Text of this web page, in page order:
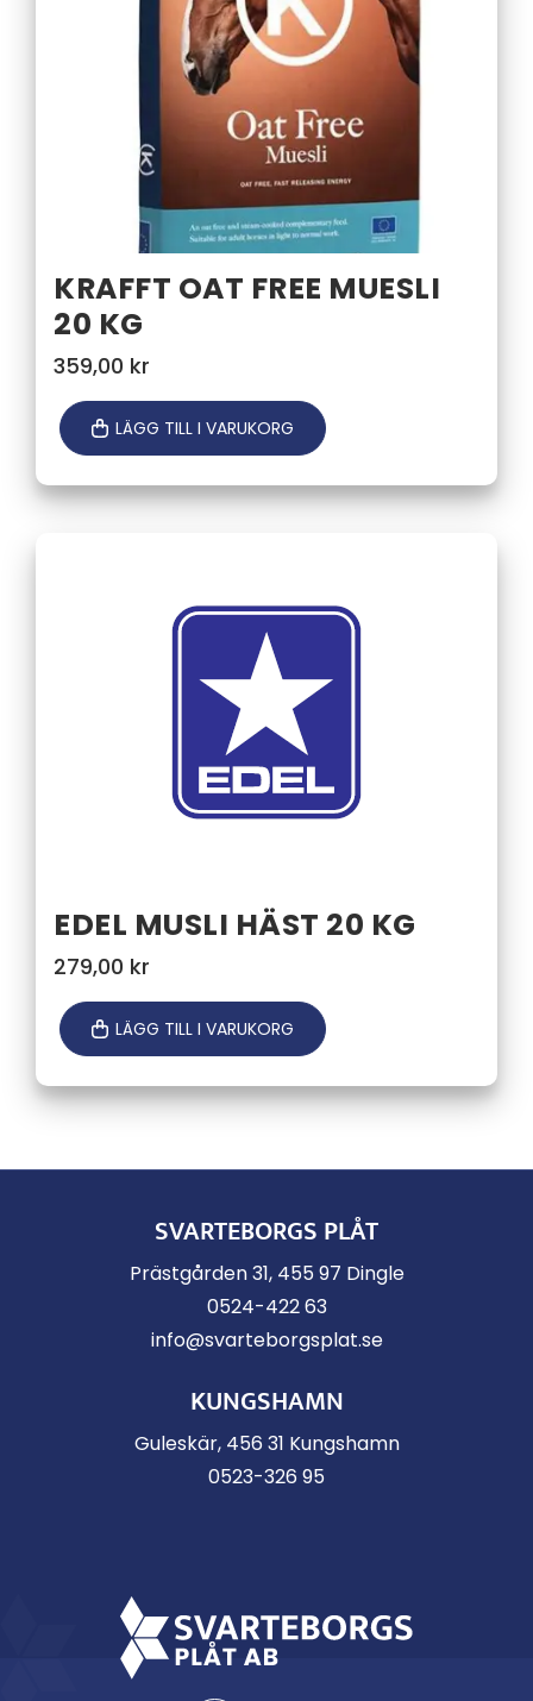
KRAFFT OAT FREE MUESLI
20 KG
359,00 kr
LÄGG TILL I VARUKORG
EDEL MUSLI HÄST 20 KG
279,00 kr
LÄGG TILL I VARUKORG
SVARTEBORGS PLÅT
Prästgården 31, 455 97 Dingle
0524-422 63
info@svarteborgsplat.se
KUNGSHAMN
Guleskär, 456 31 Kungshamn
0523-326 95